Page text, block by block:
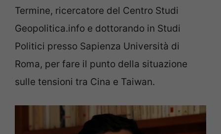
Termine, ricercatore del Centro Studi
Geopolitica.info e dottorando in Studi
Politici presso Sapienza Università di
Roma, per fare il punto della situazione
sulle tensioni tra Cina e Taiwan.